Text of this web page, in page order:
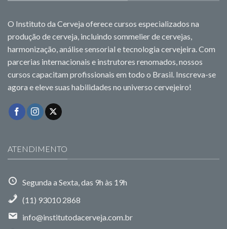
O Instituto da Cerveja oferece cursos especializados na
produção de cerveja, incluindo sommelier de cervejas,
harmonização, análise sensorial e tecnologia cervejeira. Com
parcerias internacionais e instrutores renomados, nossos
cursos capacitam profissionais em todo o Brasil. Inscreva-se
agora e eleve suas habilidades no universo cervejeiro!
ATENDIMENTO
Segunda a Sexta, das 9h às 19h
(11) 93010 2868
info@institutodacerveja.com.br